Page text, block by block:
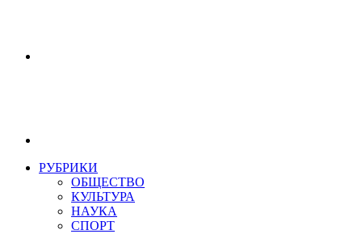
РУБРИКИ
ОБЩЕСТВО
КУЛЬТУРА
НАУКА
СПОРТ